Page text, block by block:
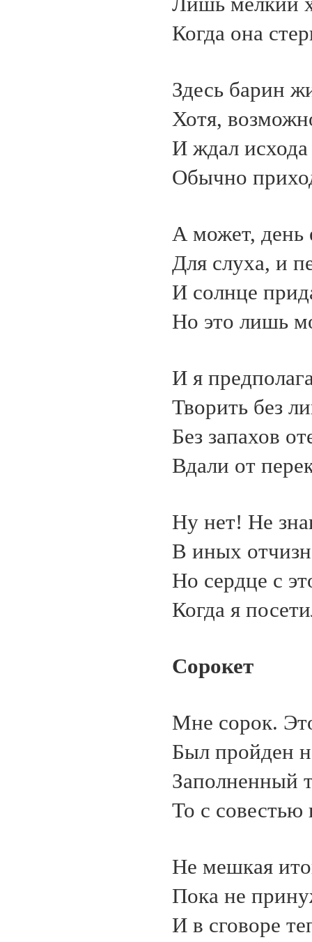
Когда она
Здесь барин
Хотя,
И ждал
Обычно
А может, день
Для слуха, и
И солнце
Но это лишь
И я
Творить без
Без запахов
Вдали от
Ну нет! Не
В иных
Но сердце с
Когда я
Сорокет
Мне сорок.
Был пройден
Заполненный
То с совестью
Не мешкая
Пока не
И в сговоре